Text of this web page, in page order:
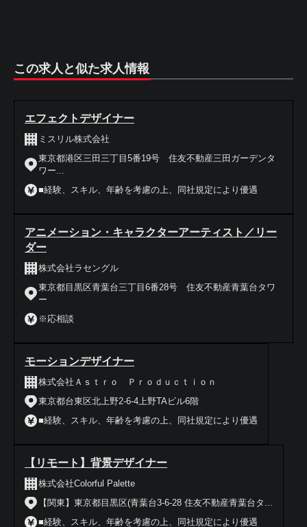
この求人と似た求人情報
エフェクトデザイナー
ミスリル株式会社
東京都港区三田三丁目5番19号 住友不動産三田ガーデンタ
ワー...
■経験、スキル、年齢を考慮の上、同社規定により優遇
アニメーション・キャラクターアーティスト／リー
ダー
株式会社ラセングル
東京都目黒区青葉台三丁目6番28号 住友不動産青葉台タワ
ー
※応相談
モーションデザイナー
株式会社Ａｓｔｒｏ Ｐｒｏｄｕｃｔｉｏｎ
東京都台東区北上野2-6-4上野TAビル6階
■経験、スキル、年齢を考慮の上、同社規定により優遇
【リモート】背景デザイナー
株式会社Colorful Palette
【関東】東京都目黒区(青葉台3-6-28 住友不動産青葉台タ...
■経験、スキル、年齢を考慮の上、同社規定により優遇